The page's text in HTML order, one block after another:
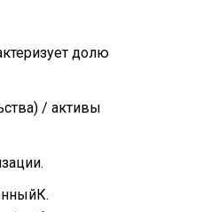
долю
/ активы